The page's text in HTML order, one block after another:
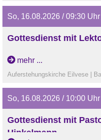
So, 16.08.2026 / 09:30 Uhr
Gottesdienst mit
mehr ...
Auferstehungskirche Eilvese |
So, 16.08.2026 / 10:00 Uhr
Gottesdienst mit
Hinkelmann